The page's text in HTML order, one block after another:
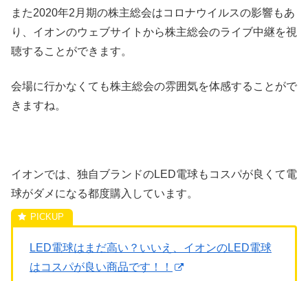
また2020年2月期の株主総会はコロナウイルスの影響もあ
り、イオンのウェブサイトから株主総会のライブ中継を視
聴することができます。
会場に行かなくても株主総会の雰囲気を体感することがで
きますね。
イオンでは、独自ブランドのLED電球もコスパが良くて電
球がダメになる都度購入しています。
LED電球はまだ高い？いいえ、イオンのLED電球
はコスパが良い商品です！！